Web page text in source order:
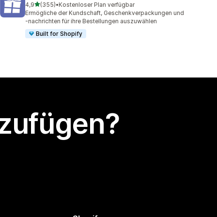
4,9von 5 Sternen
(355)
355 Rezensionen insgesamt
•Kostenloser Plan verfügbar
Ermögliche der Kundschaft, Geschenkverpackungen und
-nachrichten für ihre Bestellungen auszuwählen
Built for Shopify